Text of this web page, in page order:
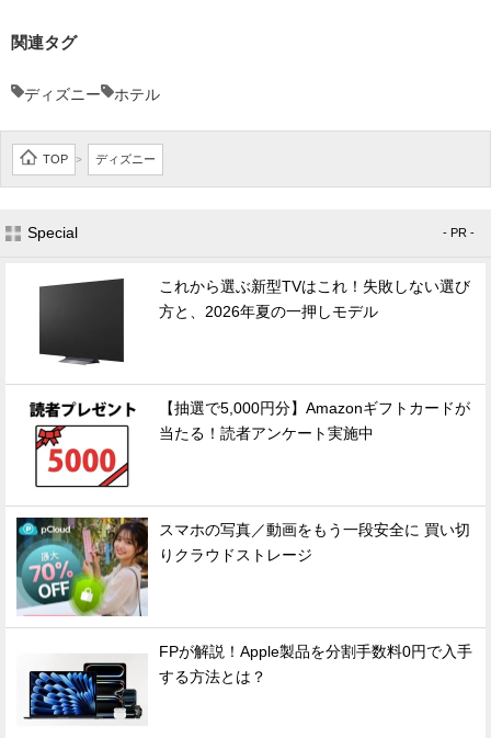
関連タグ
ディズニー ホテル
TOP > ディズニー
Special - PR -
これから選ぶ新型TVはこれ！失敗しない選び
方と、2026年夏の一押しモデル
【抽選で5,000円分】Amazonギフトカードが
当たる！読者アンケート実施中
スマホの写真／動画をもう一段安全に 買い切
りクラウドストレージ
FPが解説！Apple製品を分割手数料0円で入手
する方法とは？